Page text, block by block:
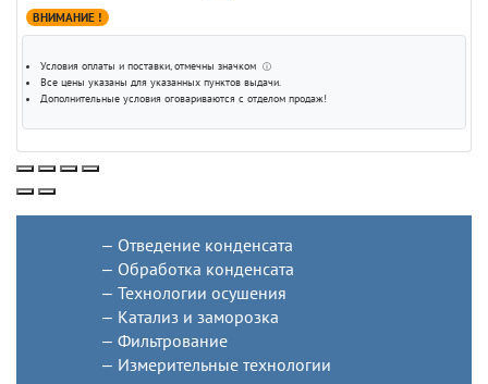
ВНИМАНИЕ !
Условия оплаты и поставки, отмечны значком ⓘ
Все цены указаны для указанных пунктов выдачи.
Дополнительные условия оговариваются с отделом продаж!
Отведение конденсата
Обработка конденсата
Технологии осушения
Катализ и заморозка
Фильтрование
Измерительные технологии